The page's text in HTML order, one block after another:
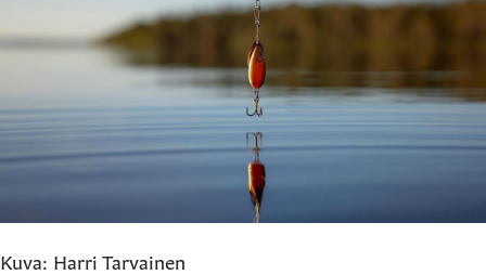
Kuva: Harri Tarvainen